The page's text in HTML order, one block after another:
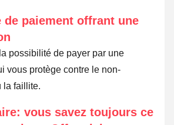
de paiement offrant une
possibilité de payer par une
vous protège contre le non-
la faillite.
vous savez toujours ce